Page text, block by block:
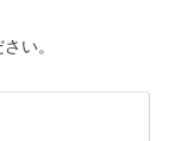
い。